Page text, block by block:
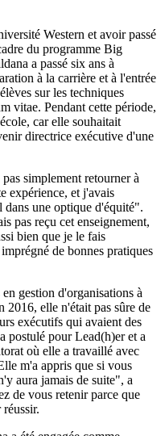
Western et avoir passé
du programme Big
a passé six ans à
à la carrière et à l'entrée
sur les techniques
vitae. Pendant cette période,
car elle souhaitait
directrice exécutive d'une
simplement retourner à
expérience, et j'avais
une optique d'équité".
pas reçu cet enseignement,
bien que je le fais
de bonnes pratiques
gestion d'organisations à
elle n'était pas sûre de
exécutifs qui avaient des
postulé pour Lead(h)er et a
où elle a travaillé avec
m'a appris que si vous
aura jamais de suite", a
de vous retenir parce que